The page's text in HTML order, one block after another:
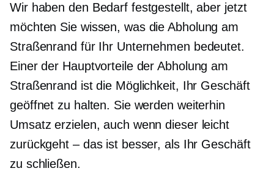
Wir haben den Bedarf festgestellt, aber jetzt
möchten Sie wissen, was die Abholung am
Straßenrand für Ihr Unternehmen bedeutet.
Einer der Hauptvorteile der Abholung am
Straßenrand ist die Möglichkeit, Ihr Geschäft
geöffnet zu halten. Sie werden weiterhin
Umsatz erzielen, auch wenn dieser leicht
zurückgeht – das ist besser, als Ihr Geschäft
zu schließen.